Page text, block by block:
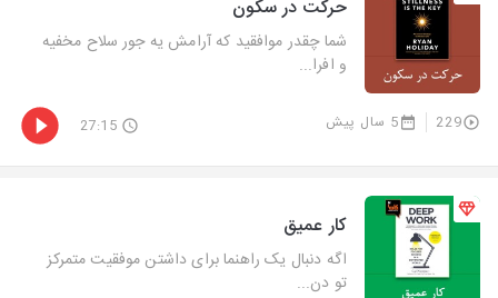
حرکت در سکون
شما چقدر موافقید که آرامش یه جور سلاح مخفیه
و افرا...
229 5 سال پیش 27:15
کار عمیق
اگه دنبال یک راهنما برای داشتن موفقیت متمرکز
تو دن...